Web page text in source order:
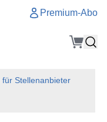
Premium-Abo
für Stellenanbieter